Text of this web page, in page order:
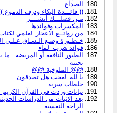
الصداع
(( فائـــدة البكاء وذرف الدموع
مـن فضلـــك أنشــــر
المكسرات وفوائدها
من روائــع الاعجاز العلمي
خـطـورة وضـع الـسـاق عـلـى
فوائد شرب الماء
الطيور النافقة أو المريضة :
تجنبه
@@ الملوخية @@
يا لله العجب هل تصدقون
خلطات سريه
نباتات وردت في القرآن الكريم
بعد الاثبات من الدراسات
الراحة النفسية